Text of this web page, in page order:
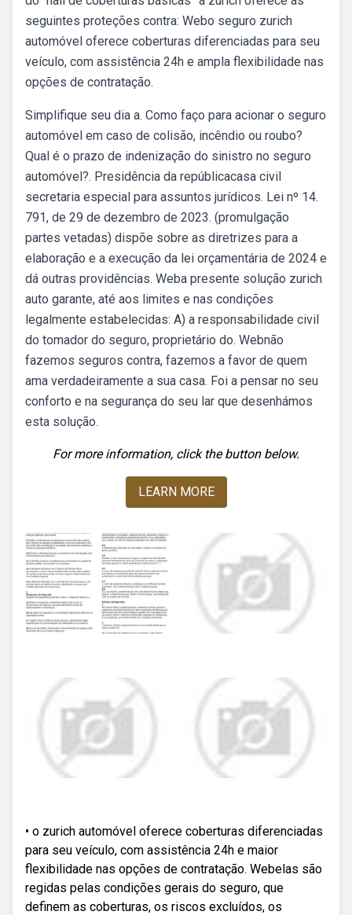
seguintes proteções contra: Webo seguro zurich
automóvel oferece coberturas diferenciadas para seu
veículo, com assistência 24h e ampla flexibilidade nas
opções de contratação.
Simplifique seu dia a. Como faço para acionar o seguro
automóvel em caso de colisão, incêndio ou roubo?
Qual é o prazo de indenização do sinistro no seguro
automóvel?. Presidência da repúblicacasa civil
secretaria especial para assuntos jurídicos. Lei nº 14.
791, de 29 de dezembro de 2023. (promulgação
partes vetadas) dispõe sobre as diretrizes para a
elaboração e a execução da lei orçamentária de 2024 e
dá outras providências. Weba presente solução zurich
auto garante, até aos limites e nas condições
legalmente estabelecidas: A) a responsabilidade civil
do tomador do seguro, proprietário do. Webnão
fazemos seguros contra, fazemos a favor de quem
ama verdadeiramente a sua casa. Foi a pensar no seu
conforto e na segurança do seu lar que desenhámos
esta solução.
For more information, click the button below.
LEARN MORE
• o zurich automóvel oferece coberturas diferenciadas
para seu veículo, com assistência 24h e maior
flexibilidade nas opções de contratação. Webelas são
regidas pelas condições gerais do seguro, que
definem as coberturas, os riscos excluídos, os